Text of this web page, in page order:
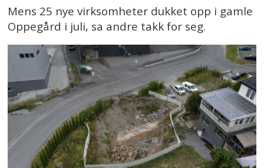
Mens 25 nye virksomheter dukket opp i gamle
Oppegård i juli, sa andre takk for seg.